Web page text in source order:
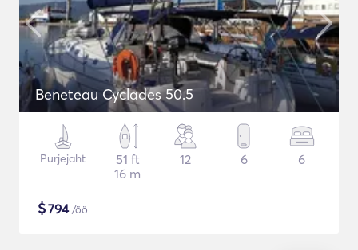
Beneteau Cyclades 50.5
Purjejaht
51 ft
16 m
12 6 6
$794/öö